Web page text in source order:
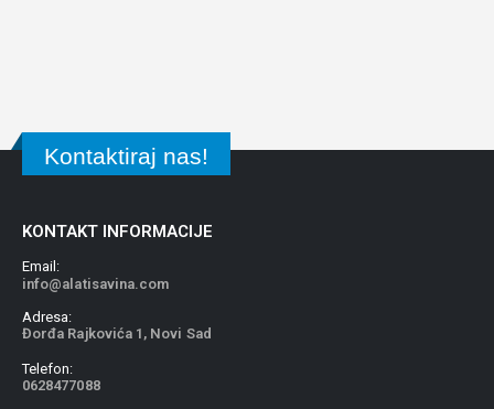
Kontaktiraj nas!
KONTAKT INFORMACIJE
Email:
info@alatisavina.com
Adresa:
Đorđa Rajkovića 1, Novi Sad
Telefon:
0628477088